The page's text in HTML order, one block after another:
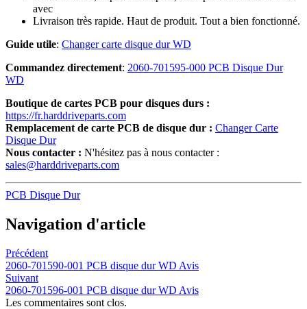
avec
Livraison très rapide. Haut de produit. Tout a bien fonctionné.
Guide utile: Changer carte disque dur WD
Commandez directement: 2060-701595-000 PCB Disque Dur
WD
Boutique de cartes PCB pour disques durs :
https://fr.harddriveparts.com
Remplacement de carte PCB de disque dur : Changer Carte
Disque Dur
Nous contacter : N'hésitez pas à nous contacter :
sales@harddriveparts.com
PCB Disque Dur
Navigation d'article
Précédent
2060-701590-001 PCB disque dur WD Avis
Suivant
2060-701596-001 PCB disque dur WD Avis
Les commentaires sont clos.